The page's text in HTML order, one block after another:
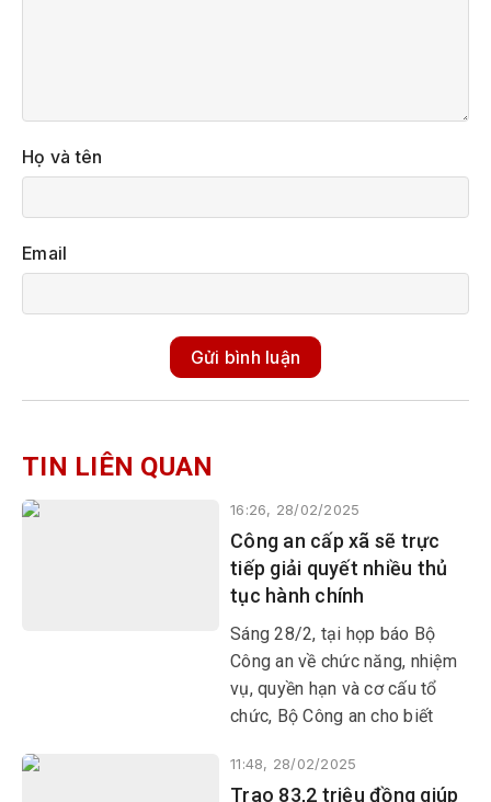
Họ và tên
Email
Gửi bình luận
TIN LIÊN QUAN
16:26, 28/02/2025
Công an cấp xã sẽ trực
tiếp giải quyết nhiều thủ
tục hành chính
Sáng 28/2, tại họp báo Bộ
Công an về chức năng, nhiệm
vụ, quyền hạn và cơ cấu tổ
chức, Bộ Công an cho biết
giải quyết nhiều thủ tục hành
11:48, 28/02/2025
Trao 83,2 triệu đồng giúp